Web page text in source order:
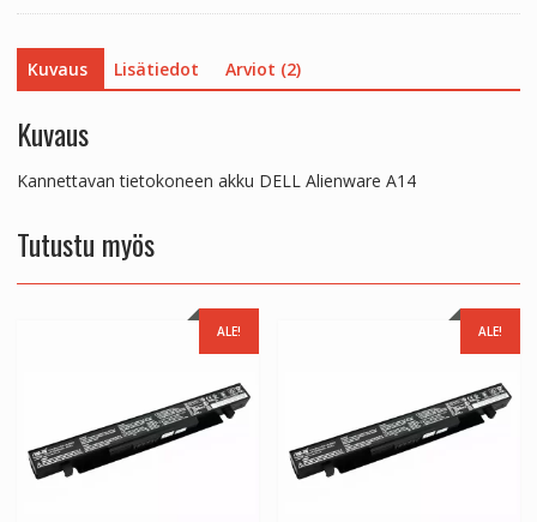
Kuvaus Lisätiedot Arviot (2)
Kuvaus
Kannettavan tietokoneen akku DELL Alienware A14
Tutustu myös
ALE! ALE!